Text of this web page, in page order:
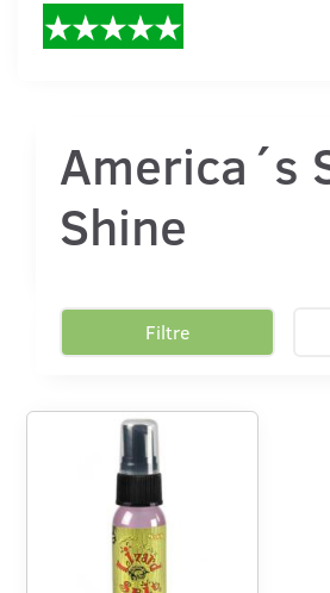
America´s
Shine
Filtre